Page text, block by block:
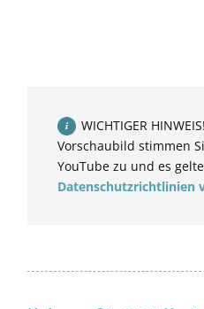
WICHTIGER
Vorschaubild stimmen
YouTube zu und es
Datenschutzrichtlinien